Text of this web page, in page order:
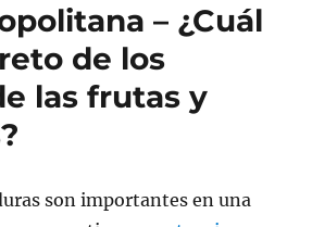
– ¿Cuál
de los
las frutas y
son importantes en una